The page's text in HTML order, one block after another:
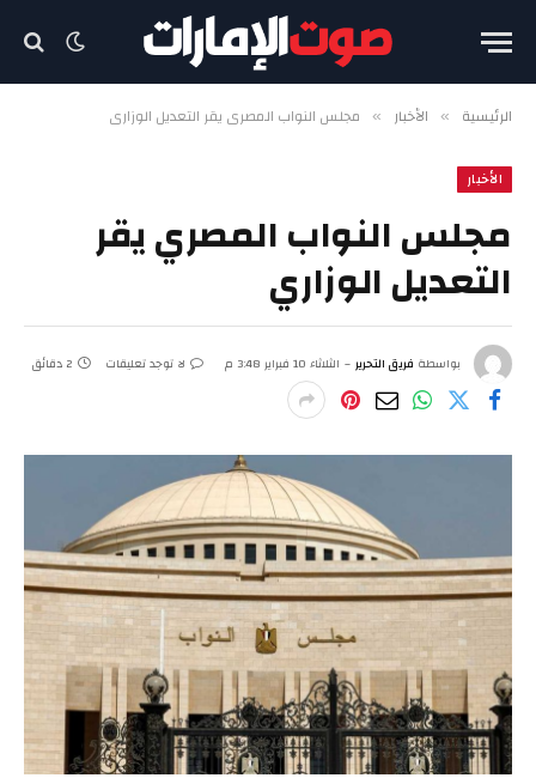
الرئيسية » الأخبار » مجلس النواب المصري يقر التعديل الوزاري
الأخبار
مجلس النواب المصري يقر
التعديل الوزاري
بواسطة فريق التحرير الثلاثاء 10 فبراير 3:48 م لا توجد تعليقات 2 دقائق